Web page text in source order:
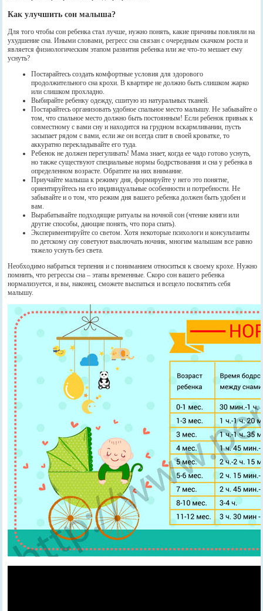
Как улучшить сон малыша?
Для того чтобы сон ребенка стал лучше, нужно понять, какие причины повлияли на
ухудшение сна. Иными словами, регресс сна связан с очередным скачком роста и
является физиологическим этапом развития ребенка или же что-то мешает ему
уснуть?
Постарайтесь создать комфортные условия для здорового
продолжительного сна крохи. В квартире не должно быть слишком жарко
или слишком прохладно.
Выбирайте ребенку одежду, сшитую из натуральных тканей.
Постарайтесь организовать удобное спальное место малышу. Не забывайте о
том, что спальное место должно быть постоянным! Если ребенок привык к
совместному с вами сну и находится на грудном вскармливании, пусть
засыпает рядом с вами, если же он всегда спит в своей кроватке, то
аккуратно перекладывайте его туда.
Ребенок не должен перегуливать! Мама знает, когда ее чадо готово уснуть,
но также существуют специальные нормы бодрствования и сна у ребенка в
определенном возрасте. Обратите на них внимание.
Приучайте малыша к режиму дня, формируйте у него это понятие,
ориентируйтесь на его индивидуальные особенности и потребности. Не
забывайте и о том, что режим дня вашего ребенка должен быть удобен и
вам.
Вырабатывайте подходящие ритуалы на ночной сон (чтение книги или
другие способы, дающие понять, что пора спать).
Экспериментируйте со светом. Хотя некоторые психологи и консультанты
по детскому сну советуют выключать ночник, многим малышам все равно
тяжело уснуть без света.
Необходимо набраться терпения и с пониманием относиться к своему крохе. Нужно
помнить, что регрессы сна – этапы временные. Скоро сон вашего ребенка
нормализуется, и вы, наконец, сможете выспаться и всецело посвятить себя
малышу.